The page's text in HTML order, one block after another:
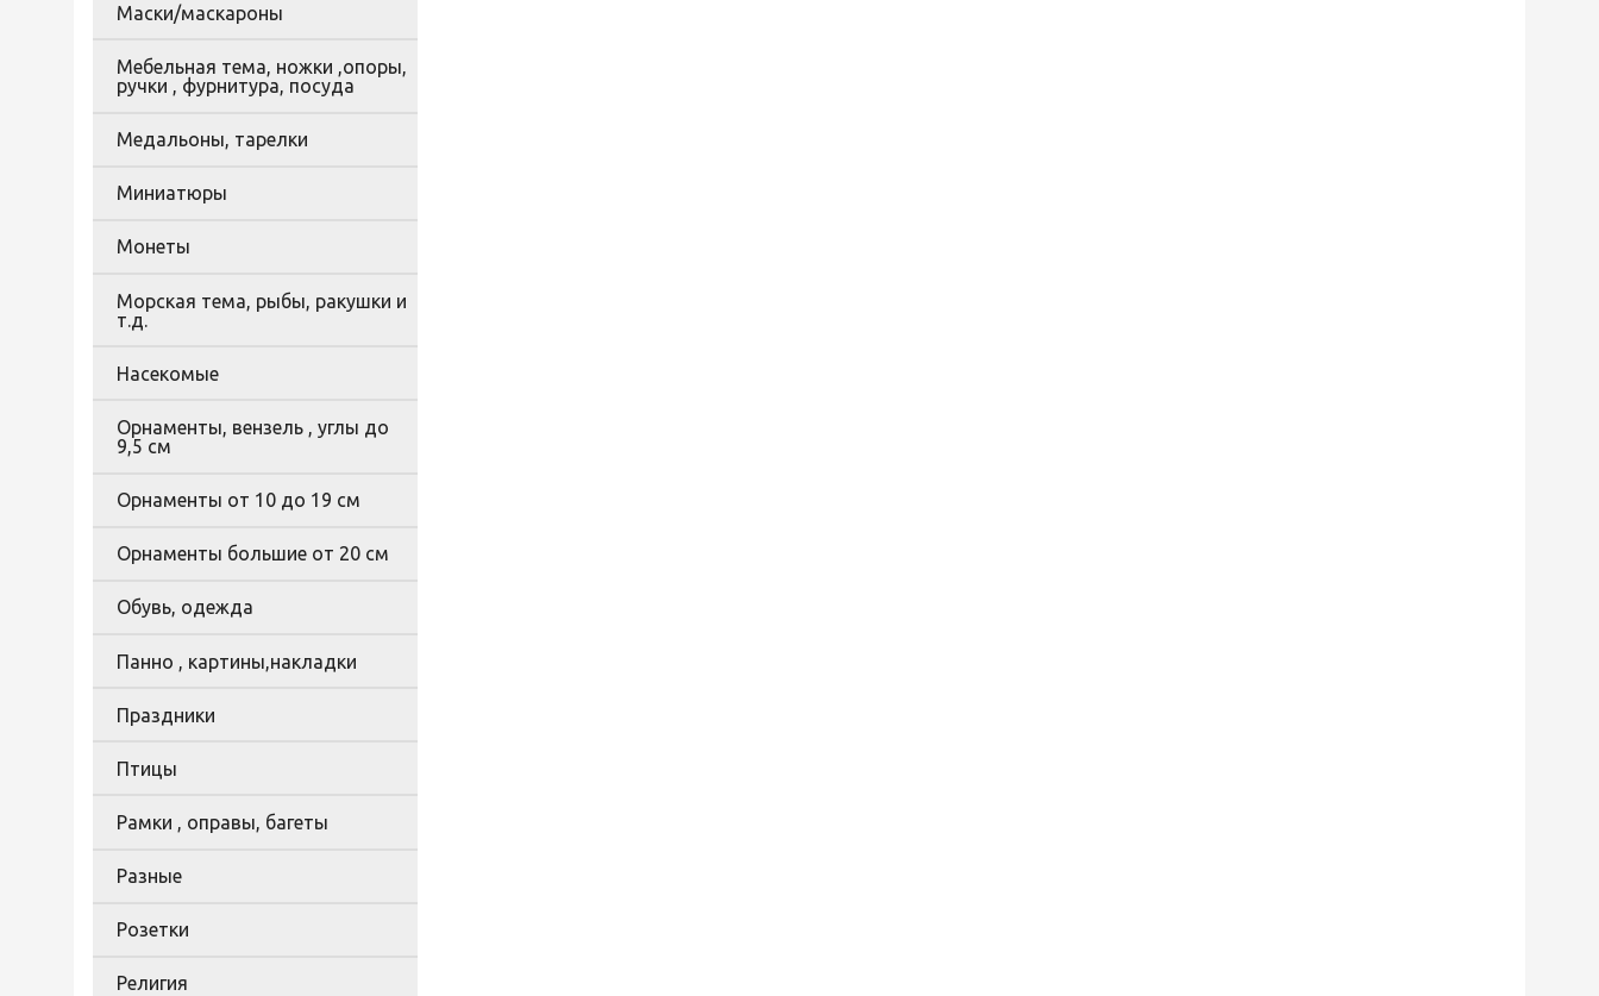
Маски/маскароны
Мебельная тема, ножки ,опоры,
ручки , фурнитура, посуда
Медальоны, тарелки
Миниатюры
Монеты
Морская тема, рыбы, ракушки и
т.д.
Насекомые
Орнаменты, вензель , углы до
9,5 см
Орнаменты от 10 до 19 см
Орнаменты большие от 20 см
Обувь, одежда
Панно , картины,накладки
Праздники
Птицы
Рамки , оправы, багеты
Разные
Розетки
Религия